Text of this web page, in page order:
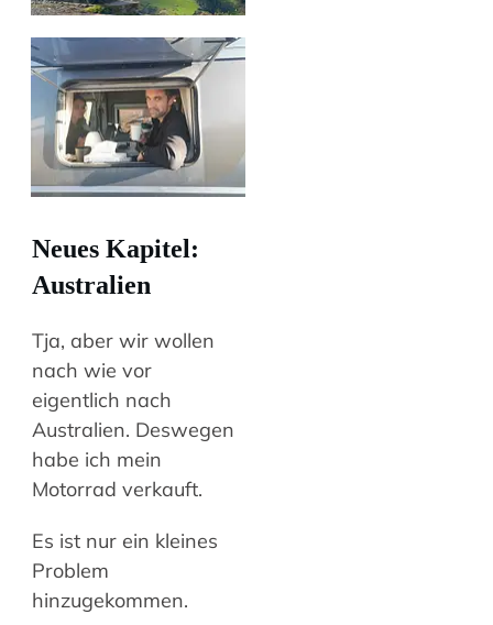
Neues Kapitel:
Australien
Tja, aber wir wollen
nach wie vor
eigentlich nach
Australien. Deswegen
habe ich mein
Motorrad verkauft.
Es ist nur ein kleines
Problem
hinzugekommen.